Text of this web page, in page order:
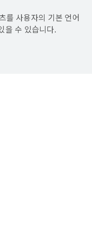
를 사용자의 기본 언어
을 수 있습니다.